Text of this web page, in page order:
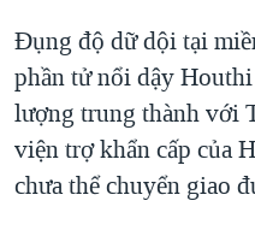
GIÁO DỤC
CHI PHÍ CHIẾN TRANH
CÁC GIÁ TRỊ CỘNG HÒA
THƯỢNG ĐỈNH TRUMP-
TRỊNH VĨNH BÌNH VS.
Đụng độ dữ dội tại
phần tử nổi dậy
lượng trung thành với
viện trợ khẩn cấp của
chưa thể chuyển giao